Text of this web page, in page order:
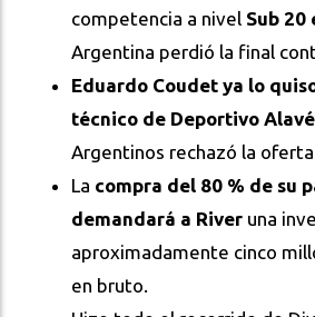
competencia a nivel Sub 20
Argentina perdió la final
Eduardo Coudet ya lo
técnico de Deportivo
Argentinos rechazó la
La compra del 80 % de su
demandará a River una
aproximadamente cinco
en bruto.